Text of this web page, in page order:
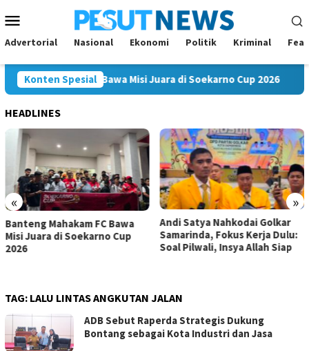
ke
kontenMobile
Advertorial Nasional Ekonomi Politik Kriminal
Konten Spesial
Mahakam FC Bawa Misi Juara di Soekarno Cup 2026
HEADLINES
« »
Andi Satya Nahkodai Golkar
Samarinda, Fokus Kerja Dulu:
Soal Pilwali, Insya Allah Siap
Andi Satya Calon Tunggal
Ketua Golkar Samarinda,
Musda Siap Digelar 8 Agustus
TAG: LALU LINTAS ANGKUTAN JALAN
ADB Sebut Raperda Strategis Dukung
Bontang sebagai Kota Industri dan Jasa